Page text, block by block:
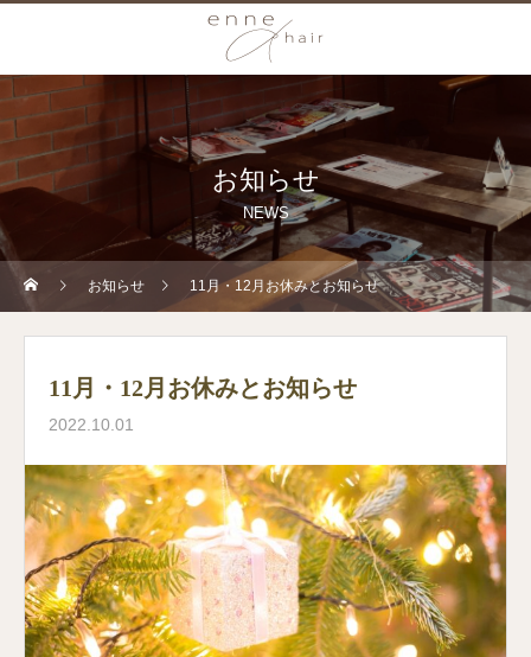
お知らせ
NEWS
お知らせ 11月・12月お休みとお知らせ
11月・12月お休みとお知らせ
2022.10.01